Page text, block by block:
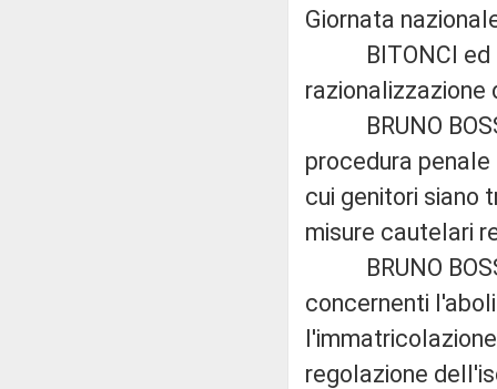
Giornata
BITONCI ed
razionalizzazione
BRUNO
procedura penale
cui genitori siano
misure cautelari
BRUNO
concernenti
regolazione